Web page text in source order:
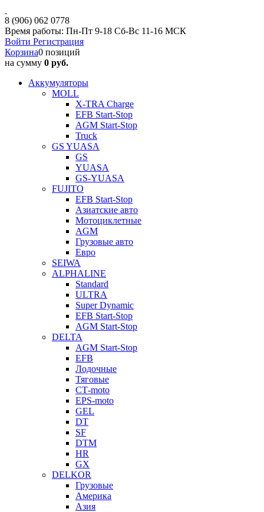
8 (906) 062 0778
Время работы: Пн-Пт 9-18 Сб-Вс 11-16 МСК
Войти Регистрация
Корзина0 позиций
на сумму 0 руб.
Аккумуляторы
MOLL
X-TRA Charge
EFB Start-Stop
AGM Start-Stop
Truck
GS YUASA
GS
YUASA
GS-YUASA
FUJITO
EFB Start-Stop
Азиатские авто
Мотоциклетные
AGM
Грузовые авто
Евро
SEIWA
ALPHALINE
Standard
ULTRA
Super Dynamic
EFB Start-Stop
AGM Start-Stop
DELTA
AGM Start-Stop
EFB
Лодочные
Тяговые
СТ-moto
EPS-moto
GEL
DT
SF
DTM
HR
GX
DELKOR
Грузовые
Америка
Азия